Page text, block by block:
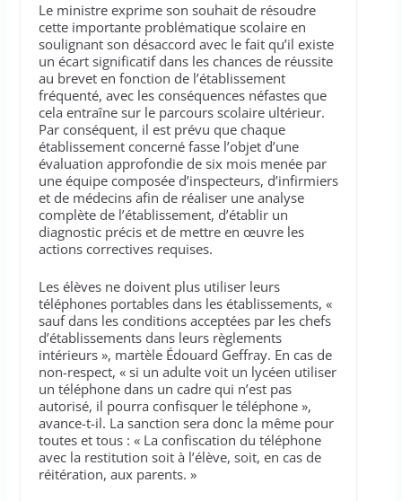
Le ministre exprime son souhait de résoudre
cette importante problématique scolaire en
soulignant son désaccord avec le fait qu’il existe
un écart significatif dans les chances de réussite
au brevet en fonction de l’établissement
fréquenté, avec les conséquences néfastes que
cela entraîne sur le parcours scolaire ultérieur.
Par conséquent, il est prévu que chaque
établissement concerné fasse l’objet d’une
évaluation approfondie de six mois menée par
une équipe composée d’inspecteurs, d’infirmiers
et de médecins afin de réaliser une analyse
complète de l’établissement, d’établir un
diagnostic précis et de mettre en œuvre les
actions correctives requises.
Les élèves ne doivent plus utiliser leurs
téléphones portables dans les établissements, «
sauf dans les conditions acceptées par les chefs
d’établissements dans leurs règlements
intérieurs », martèle Édouard Geffray. En cas de
non-respect, « si un adulte voit un lycéen utiliser
un téléphone dans un cadre qui n’est pas
autorisé, il pourra confisquer le téléphone »,
avance-t-il. La sanction sera donc la même pour
toutes et tous : « La confiscation du téléphone
avec la restitution soit à l’élève, soit, en cas de
réitération, aux parents. »